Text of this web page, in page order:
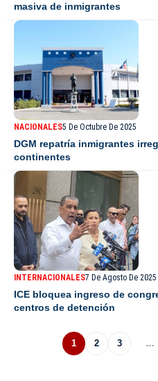
masiva de inmigrantes
NACIONALES5 De Octubre De 2025
DGM repatría inmigrantes
continentes
INTERNACIONALES7 De Agosto De 2025
ICE bloquea ingreso de
centros de detención
1 2 3 …